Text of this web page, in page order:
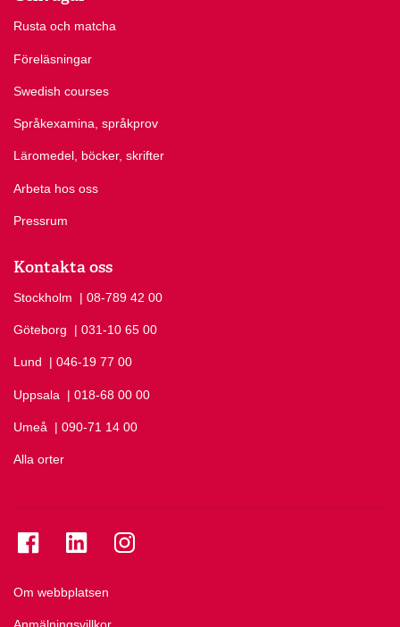
Rusta och matcha
Föreläsningar
Swedish courses
Språkexamina, språkprov
Läromedel, böcker, skrifter
Arbeta hos oss
Pressrum
Kontakta oss
Stockholm Ring Stockholm på
| 08-789 42 00
Göteborg Ring Göteborg på
| 031-10 65 00
Lund Ring Lund på
| 046-19 77 00
Uppsala Ring Uppsala på
| 018-68 00 00
Umeå Ring Umeå på
| 090-71 14 00
Alla orter
Om webbplatsen
Se folkuniversitetet på Facebook
Se folkuniversitetet på LinkedIn